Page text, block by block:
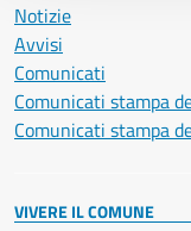
Notizie
Avvisi
Comunicati
Comunicati stampa
Comunicati stampa
VIVERE IL COMUNE